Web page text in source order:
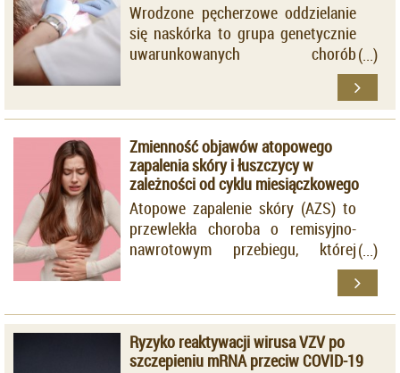
Wrodzone pęcherzowe oddzielanie
się naskórka to grupa genetycznie
uwarunkowanych chorób
pęcherzowych skóry, której
charakterystyczną cechą jest
wzmożona wrażliwość skóry na
urazy.
Zmienność objawów atopowego
zapalenia skóry i łuszczycy w
zależności od cyklu miesiączkowego
Atopowe zapalenie skóry (AZS) to
przewlekła choroba o remisyjno-
nawrotowym przebiegu, której
patogeneza ma złożony,
Ryzyko reaktywacji wirusa VZV po
szczepieniu mRNA przeciw COVID-19